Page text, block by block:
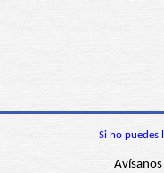
Si no puedes